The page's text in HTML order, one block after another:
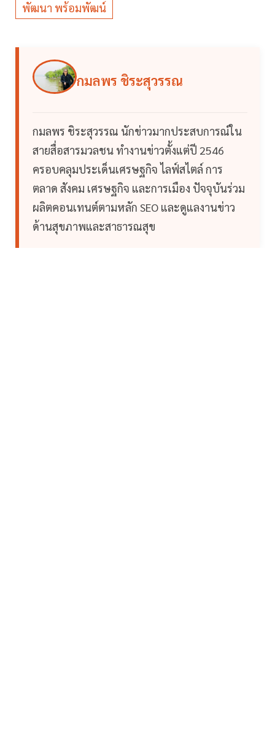
พัฒนา พร้อมพัฒน์
กมลพร ชิระสุวรรณ
กมลพร ชิระสุวรรณ นักข่าวมากประสบการณ์ใน
สายสื่อสารมวลชน ทำงานข่าวตั้งแต่ปี 2546
ครอบคลุมประเด็นเศรษฐกิจ ไลฟ์สไตล์ การ
ตลาด สังคม เศรษฐกิจ และการเมือง ปัจจุบันร่วม
ผลิตคอนเทนต์ตามหลัก SEO และดูแลงานข่าว
ด้านสุขภาพและสาธารณสุข